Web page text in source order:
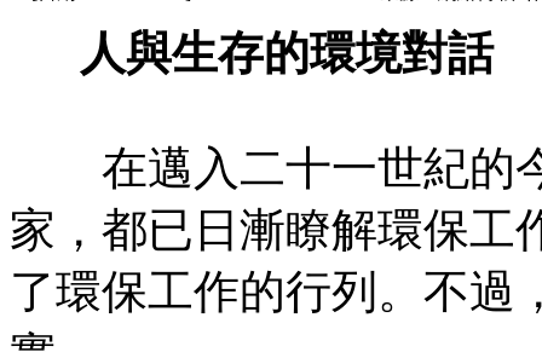
人與生存的環境對話
在邁入二十一世紀的
家，都已日漸瞭解環保工
了環保工作的行列。不過